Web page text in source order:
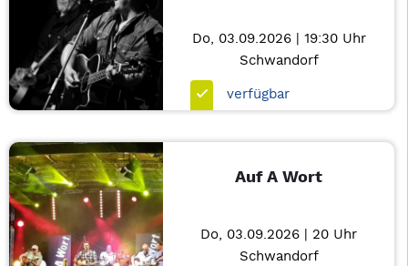
Do, 03.09.2026 | 19:30 Uhr
Schwandorf
verfügbar
Auf A Wort
Do, 03.09.2026 | 20 Uhr
Schwandorf